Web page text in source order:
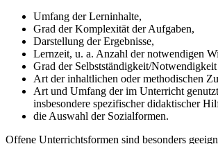
Umfang der Lerninhalte,
Grad der Komplexität der Aufgaben,
Darstellung der Ergebnisse,
Lernzeit, u. a. Anzahl der notwendigen
Grad der Selbstständigkeit/
Art der inhaltlichen oder methodischen
Art und Umfang der im Unterricht
insbesondere spezifischer didaktischer
die Auswahl der Sozialformen.
Offene Unterrichtsformen sind besonders